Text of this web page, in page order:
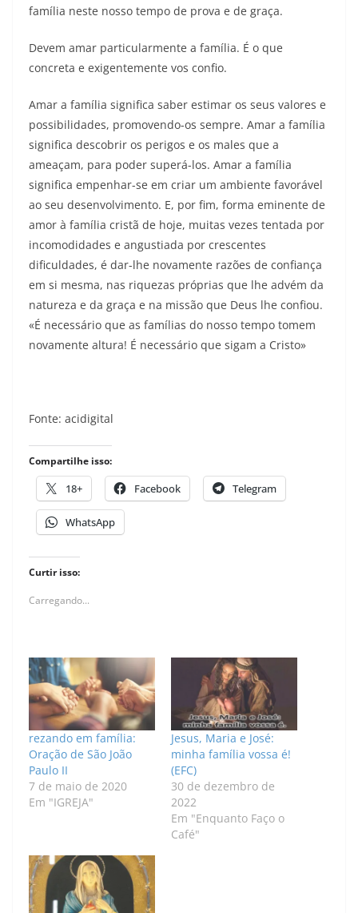
família neste nosso tempo de prova e de graça.
Devem amar particularmente a família. É o que
concreta e exigentemente vos confio.
Amar a família significa saber estimar os seus valores e
possibilidades, promovendo-os sempre. Amar a família
significa descobrir os perigos e os males que a
ameaçam, para poder superá-los. Amar a família
significa empenhar-se em criar um ambiente favorável
ao seu desenvolvimento. E, por fim, forma eminente de
amor à família cristã de hoje, muitas vezes tentada por
incomodidades e angustiada por crescentes
dificuldades, é dar-lhe novamente razões de confiança
em si mesma, nas riquezas próprias que lhe advém da
natureza e da graça e na missão que Deus lhe confiou.
«É necessário que as famílias do nosso tempo tomem
novamente altura! É necessário que sigam a Cristo»
Fonte: acidigital
Compartilhe isso:
18+ Facebook Telegram
WhatsApp
Curtir isso:
Carregando...
rezando em família:
Oração de São João
Paulo II
7 de maio de 2020
Em "IGREJA"
Jesus, Maria e José:
minha família vossa é!
(EFC)
30 de dezembro de
2022
Em "Enquanto Faço o
Café"